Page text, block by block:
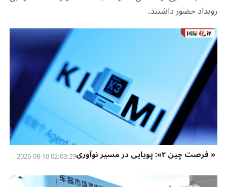
رویداد حضور داشتند.
« فرصت چین ۲»: پویایی در مسیر نوآوری 02:03:29 2026-08-10